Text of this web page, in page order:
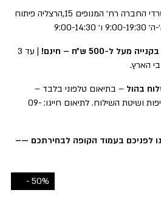
ממשרדי החברה רח׳ המנופים 15,הרצליה פיתוח
| עד 3
הארץ.
– בתיאום טלפוני בלבד –
המחיר משתנה בהתאם לדחיפות ושיטת השילוח. לתיאום חייגו: 09-
לפניכם בעמוד הקופה לבחירתכם —–
50% -